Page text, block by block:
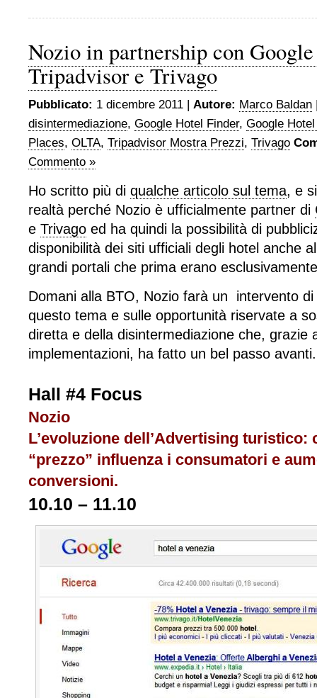
Nozio in partnership con
Tripadvisor e Trivago
Pubblicato: 1 dicembre 2011 | Autore: Marco Baldan
disintermediazione, Google Hotel Finder, Google
Places, OLTA, Tripadvisor Mostra Prezzi, Trivago
Commento »
Ho scritto più di qualche articolo sul tema, e
realtà perché Nozio è ufficialmente partner di
e Trivago ed ha quindi la possibilità di
disponibilità dei siti ufficiali degli hotel anche
grandi portali che prima erano
Domani alla BTO, Nozio farà un intervento
questo tema e sulle opportunità riservate a
diretta e della disintermediazione che, grazie
implementazioni, ha fatto un bel passo avanti.
Hall #4 Focus
Nozio
L’evoluzione dell’Advertising turistico:
“prezzo” influenza i consumatori e
conversioni.
10.10 – 11.10